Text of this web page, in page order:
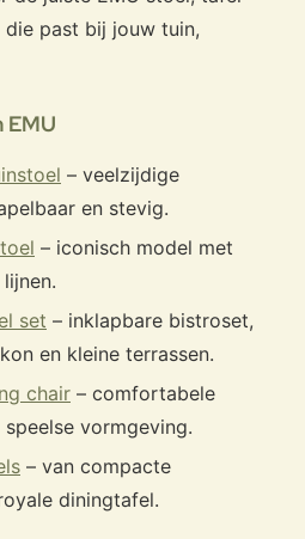
past bij jouw tuin,
EMU
– veelzijdige
en stevig.
– iconisch model met
set – inklapbare bistroset,
en kleine terrassen.
chair – comfortabele
vormgeving.
– van compacte
diningtafel.